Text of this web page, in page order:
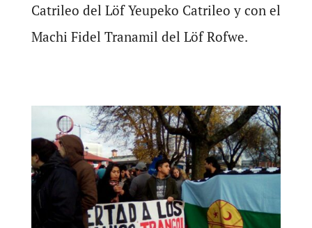
Catrileo del Löf Yeupeko Catrileo y con el
Machi Fidel Tranamil del Löf Rofwe.